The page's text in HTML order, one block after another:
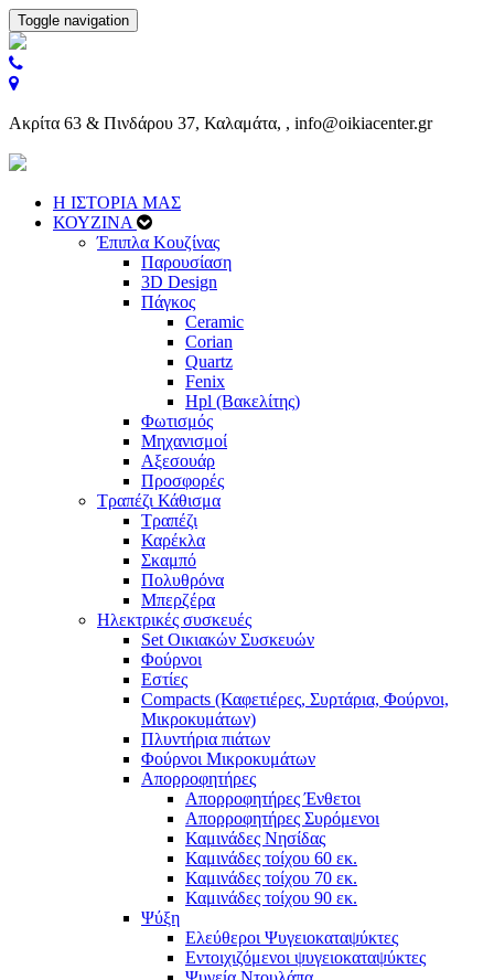
Toggle navigation
Ακρίτα 63 & Πινδάρου 37, Καλαμάτα, , info@oikiacenter.gr
Η ΙΣΤΟΡΙΑ ΜΑΣ
ΚΟΥΖΙΝΑ
Έπιπλα Κουζίνας
Παρουσίαση
3D Design
Πάγκος
Ceramic
Corian
Quartz
Fenix
Hpl (Βακελίτης)
Φωτισμός
Μηχανισμοί
Αξεσουάρ
Προσφορές
Τραπέζι Κάθισμα
Τραπέζι
Καρέκλα
Σκαμπό
Πολυθρόνα
Μπερζέρα
Ηλεκτρικές συσκευές
Set Οικιακών Συσκευών
Φούρνοι
Εστίες
Compacts (Καφετιέρες, Συρτάρια, Φούρνοι,
Μικροκυμάτων)
Πλυντήρια πιάτων
Φούρνοι Μικροκυμάτων
Απορροφητήρες
Απορροφητήρες Ένθετοι
Απορροφητήρες Συρόμενοι
Καμινάδες Νησίδας
Καμινάδες τοίχου 60 εκ.
Καμινάδες τοίχου 70 εκ.
Καμινάδες τοίχου 90 εκ.
Ψύξη
Ελεύθεροι Ψυγειοκαταψύκτες
Εντοιχιζόμενοι ψυγειοκαταψύκτες